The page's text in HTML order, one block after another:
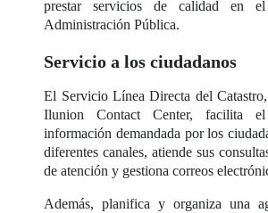
prestar servicios de calidad en
Administración Pública.
Servicio a los ciudadanos
El Servicio Línea Directa del
Ilunion Contact Center, facilita
información demandada por los
diferentes canales, atiende sus
de atención y gestiona correos
Además, planifica y organiza una